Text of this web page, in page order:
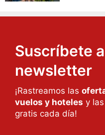
Suscríbete
newsletter
¡Rastreamos las
vuelos y hoteles y
gratis cada día!